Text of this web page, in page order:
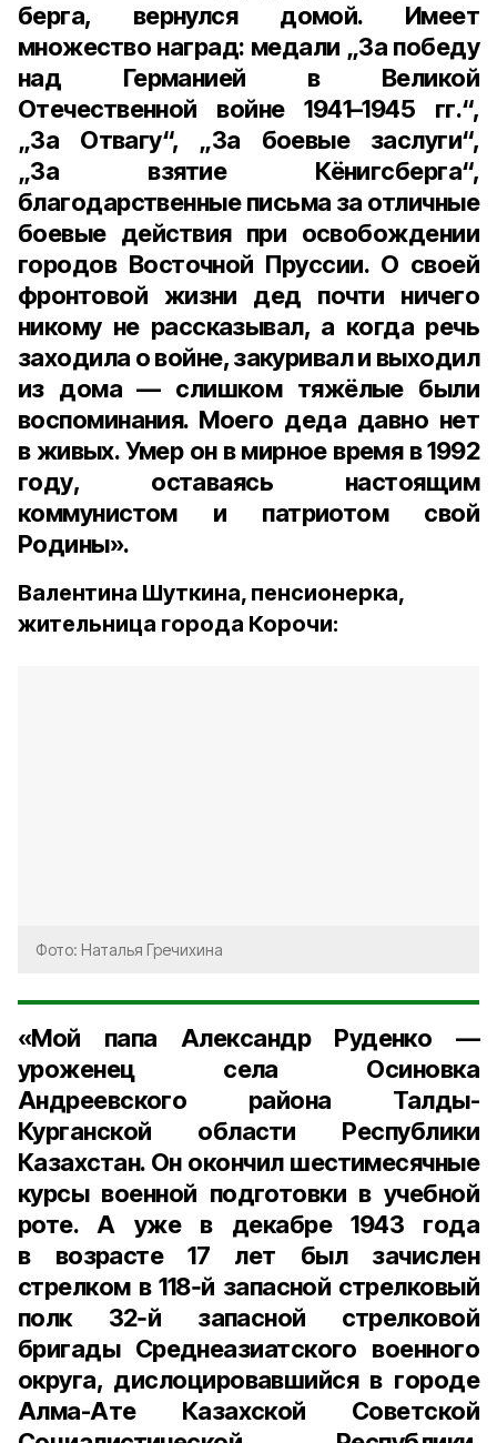
берга, вернулся домой. Имеет
множество наград: медали „За победу
над Германией в Великой
Отечественной войне 1941–1945 гг.“,
„За Отвагу“, „За боевые заслуги“,
„За взятие Кёнигсберга“,
благодарственные письма за отличные
боевые действия при освобождении
городов Восточной Пруссии. О своей
фронтовой жизни дед почти ничего
никому не рассказывал, а когда речь
заходила о войне, закуривал и выходил
из дома — слишком тяжёлые были
воспоминания. Моего деда давно нет
в живых. Умер он в мирное время в 1992
году, оставаясь настоящим
коммунистом и патриотом свой
Родины».
Валентина Шуткина, пенсионерка,
жительница города Корочи:
Фото: Наталья Гречихина
«Мой папа Александр Руденко —
уроженец села Осиновка
Андреевского района Талды-
Курганской области Республики
Казахстан. Он окончил шестимесячные
курсы военной подготовки в учебной
роте. А уже в декабре 1943 года
в возрасте 17 лет был зачислен
стрелком в 118‑й запасной стрелковый
полк 32‑й запасной стрелковой
бригады Среднеазиатского военного
округа, дислоцировавшийся в городе
Алма-Ате Казахской Советской